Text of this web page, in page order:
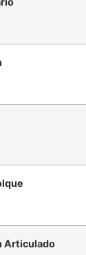
Articulado